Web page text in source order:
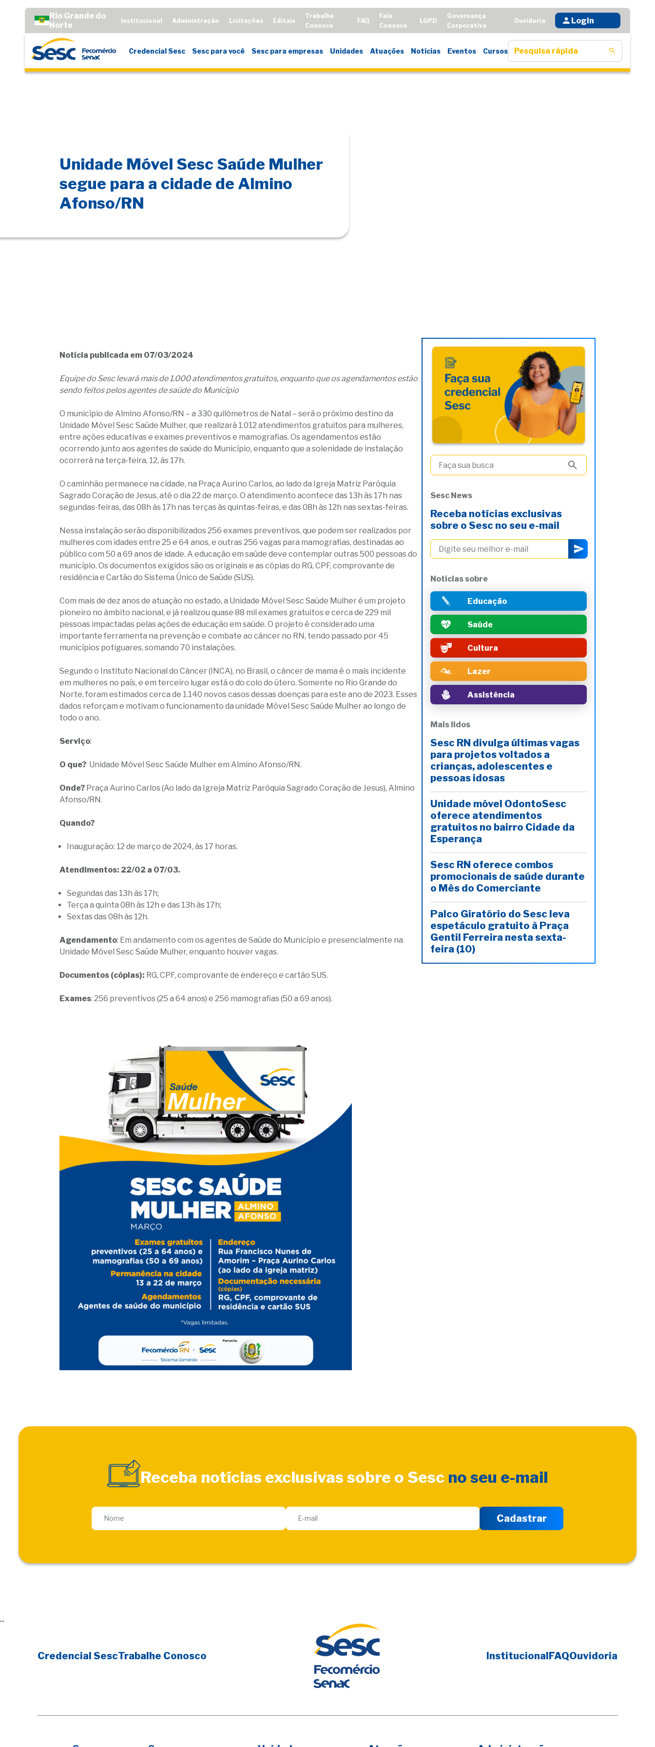
Rio Grande do
Norte
Institucional Administração Licitações Editais
Trabalhe
Conosco
FAQ
Fale
Conosco
LGPD
Governança
Corporativa
Ouvidoria Login
Credencial Sesc Sesc para você Sesc para empresas Unidades Atuações Notícias Eventos Cursos
Unidade Móvel Sesc Saúde Mulher
segue para a cidade de Almino
Afonso/RN
Notícia publicada em 07/03/2024
Equipe do Sesc levará mais de 1.000 atendimentos gratuitos, enquanto que os agendamentos estão
sendo feitos pelos agentes de saúde do Município
O município de Almino Afonso/RN – a 330 quilômetros de Natal – será o próximo destino da
Unidade Móvel Sesc Saúde Mulher, que realizará 1.012 atendimentos gratuitos para mulheres,
entre ações educativas e exames preventivos e mamografias. Os agendamentos estão
ocorrendo junto aos agentes de saúde do Município, enquanto que a solenidade de instalação
ocorrerá na terça-feira, 12, às 17h.
O caminhão permanece na cidade, na Praça Aurino Carlos, ao lado da Igreja Matriz Paróquia
Sagrado Coração de Jesus, até o dia 22 de março. O atendimento acontece das 13h às 17h nas
segundas-feiras, das 08h às 17h nas terças às quintas-feiras, e das 08h às 12h nas sextas-feiras.
Nessa instalação serão disponibilizados 256 exames preventivos, que podem ser realizados por
mulheres com idades entre 25 e 64 anos, e outras 256 vagas para mamografias, destinadas ao
público com 50 a 69 anos de idade. A educação em saúde deve contemplar outras 500 pessoas do
município. Os documentos exigidos são os originais e as cópias do RG, CPF, comprovante de
residência e Cartão do Sistema Único de Saúde (SUS).
Com mais de dez anos de atuação no estado, a Unidade Móvel Sesc Saúde Mulher é um projeto
pioneiro no âmbito nacional, e já realizou quase 88 mil exames gratuitos e cerca de 229 mil
pessoas impactadas pelas ações de educação em saúde. O projeto é considerado uma
importante ferramenta na prevenção e combate ao câncer no RN, tendo passado por 45
municípios potiguares, somando 70 instalações.
Segundo o Instituto Nacional do Câncer (INCA), no Brasil, o câncer de mama é o mais incidente
em mulheres no país, e em terceiro lugar está o do colo do útero. Somente no Rio Grande do
Norte, foram estimados cerca de 1.140 novos casos dessas doenças para este ano de 2023. Esses
dados reforçam e motivam o funcionamento da unidade Móvel Sesc Saúde Mulher ao longo de
todo o ano.
Serviço:
O que? Unidade Móvel Sesc Saúde Mulher em Almino Afonso/RN.
Onde? Praça Aurino Carlos (Ao lado da Igreja Matriz Paróquia Sagrado Coração de Jesus), Almino
Afonso/RN.
Quando?
Inauguração: 12 de março de 2024, às 17 horas.
Atendimentos: 22/02 a 07/03.
Segundas das 13h às 17h;
Terça a quinta 08h às 12h e das 13h às 17h;
Sextas das 08h às 12h.
Agendamento: Em andamento com os agentes de Saúde do Município e presencialmente na
Unidade Móvel Sesc Saúde Mulher, enquanto houver vagas.
Documentos (cópias): RG, CPF, comprovante de endereço e cartão SUS.
Exames: 256 preventivos (25 a 64 anos) e 256 mamografias (50 a 69 anos).
Sesc News
Receba notícias exclusivas
sobre o Sesc no seu e-mail
Notícias sobre
Educação
Saúde
Cultura
Lazer
Assistência
Mais lidos
Sesc RN divulga últimas vagas
para projetos voltados a
crianças, adolescentes e
pessoas idosas
Unidade móvel OdontoSesc
oferece atendimentos
gratuitos no bairro Cidade da
Esperança
Sesc RN oferece combos
promocionais de saúde durante
o Mês do Comerciante
Palco Giratório do Sesc leva
espetáculo gratuito à Praça
Gentil Ferreira nesta sexta-
feira (10)
Receba notícias exclusivas sobre o Sesc no seu e-mail
...
Credencial SescTrabalhe Conosco InstitucionalFAQOuvidoria